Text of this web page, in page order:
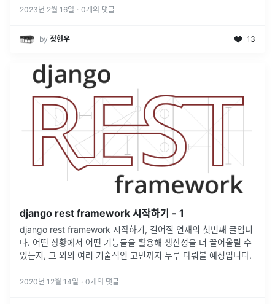
2023년 2월 16일 · 0개의 댓글
by 정현우 13
django rest framework 시작하기 - 1
django rest framework 시작하기, 길어질 연재의 첫번째 글입니
다. 어떤 상황에서 어떤 기능들을 활용해 생산성을 더 끌어올릴 수
있는지, 그 외의 여러 기술적인 고민까지 두루 다뤄볼 예정입니다.
2020년 12월 14일 · 0개의 댓글